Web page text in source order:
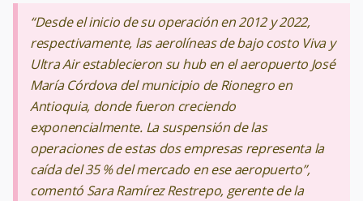
“Desde el inicio de su operación en 2012 y 2022,
respectivamente, las aerolíneas de bajo costo Viva y
Ultra Air establecieron su hub en el aeropuerto José
María Córdova del municipio de Rionegro en
Antioquia, donde fueron creciendo
exponencialmente. La suspensión de las
operaciones de estas dos empresas representa la
caída del 35 % del mercado en ese aeropuerto”,
comentó Sara Ramírez Restrepo, gerente de la